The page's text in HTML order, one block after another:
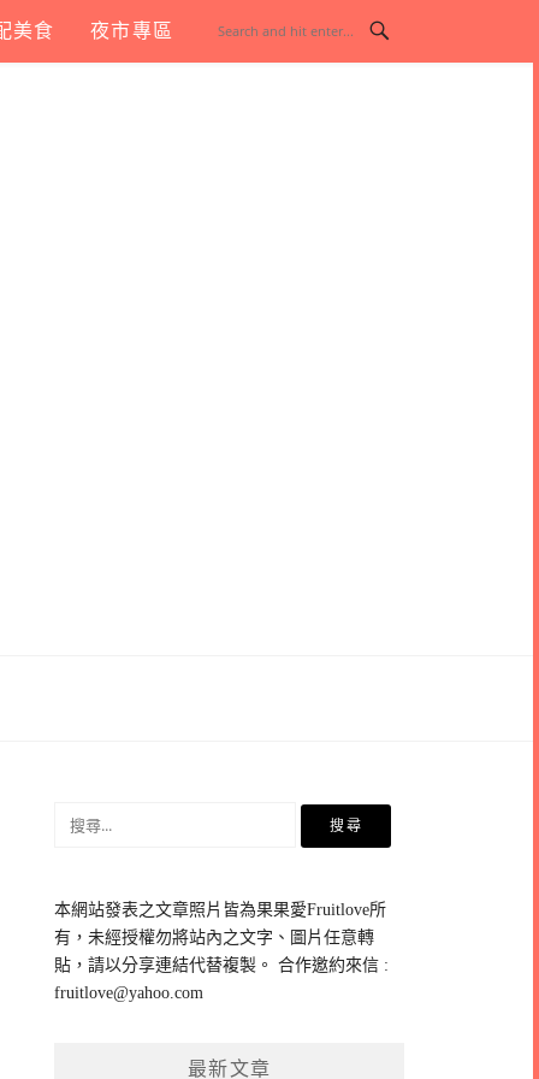
美食 夜市專區
鍵
字:
本網站發表之文章照片皆為果果愛Fruitlove所
有，未經授權勿將站內之文字、圖片任意轉
貼，請以分享連結代替複製。 合作邀約來信 :
fruitlove@yahoo.com
最新文章